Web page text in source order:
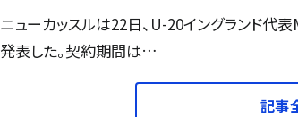
ニューカッスルは22日、U-20イングランド代
発表した。契約期間は…
記事